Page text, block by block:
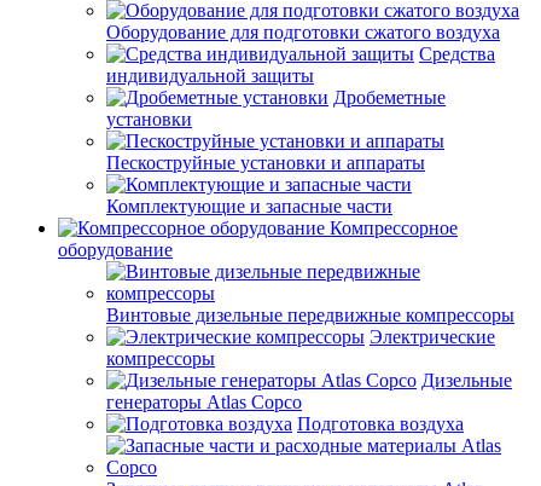
Оборудование для подготовки сжатого воздуха
Средства
индивидуальной защиты
Дробеметные
установки
Пескоструйные установки и аппараты
Комплектующие и запасные части
Компрессорное
оборудование
Винтовые дизельные передвижные компрессоры
Электрические
компрессоры
Дизельные
генераторы Atlas Copco
Подготовка воздуха